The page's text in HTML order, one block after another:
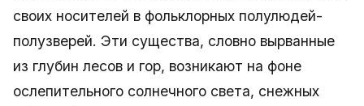
своих носителей в фольклорных полулюдей-
полузверей. Эти существа, словно вырванные
из глубин лесов и гор, возникают на фоне
ослепительного солнечного света, снежных